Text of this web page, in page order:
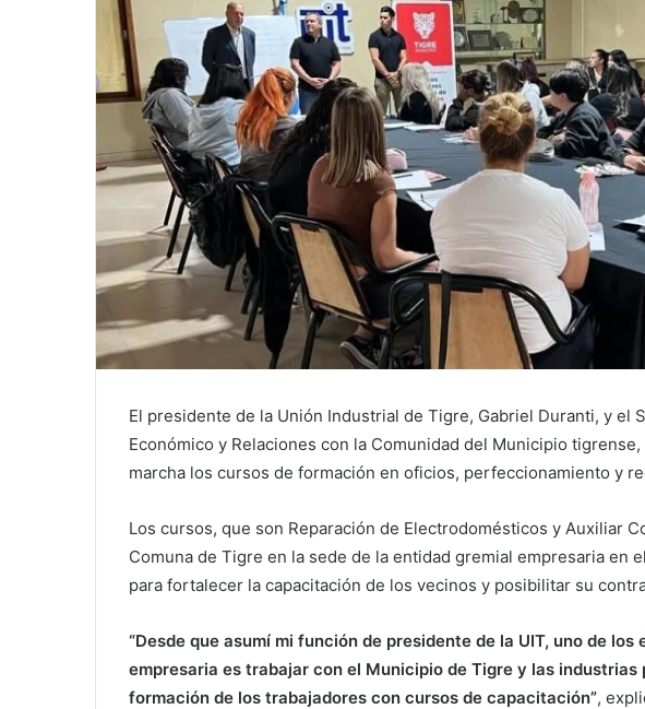
El presidente de la Unión Industrial de Tigre, Gabriel Duranti, y el
Económico y Relaciones con la Comunidad del Municipio
marcha los cursos de formación en oficios, perfeccionamiento y
Los cursos, que son Reparación de Electrodomésticos y Auxiliar
Comuna de Tigre en la sede de la entidad gremial empresaria en
para fortalecer la capacitación de los vecinos y posibilitar su
“Desde que asumí mi función de presidente de la UIT, uno de los
empresaria es trabajar con el Municipio de Tigre y las
formación de los trabajadores con cursos de capacitación”,